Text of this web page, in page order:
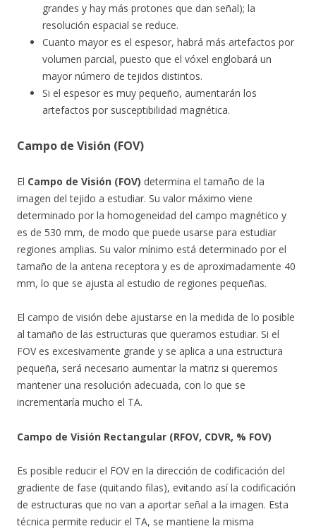
grandes y hay más protones que dan señal); la
resolución espacial se reduce.
Cuanto mayor es el espesor, habrá más artefactos por
volumen parcial, puesto que el vóxel englobará un
mayor número de tejidos distintos.
Si el espesor es muy pequeño, aumentarán los
artefactos por susceptibilidad magnética.
Campo de Visión (FOV)
El Campo de Visión (FOV) determina el tamaño de la
imagen del tejido a estudiar. Su valor máximo viene
determinado por la homogeneidad del campo magnético y
es de 530 mm, de modo que puede usarse para estudiar
regiones amplias. Su valor mínimo está determinado por el
tamaño de la antena receptora y es de aproximadamente 40
mm, lo que se ajusta al estudio de regiones pequeñas.
El campo de visión debe ajustarse en la medida de lo posible
al tamaño de las estructuras que queramos estudiar. Si el
FOV es excesivamente grande y se aplica a una estructura
pequeña, será necesario aumentar la matriz si queremos
mantener una resolución adecuada, con lo que se
incrementaría mucho el TA.
Campo de Visión Rectangular (RFOV, CDVR, % FOV)
Es posible reducir el FOV en la dirección de codificación del
gradiente de fase (quitando filas), evitando así la codificación
de estructuras que no van a aportar señal a la imagen. Esta
técnica permite reducir el TA, se mantiene la misma